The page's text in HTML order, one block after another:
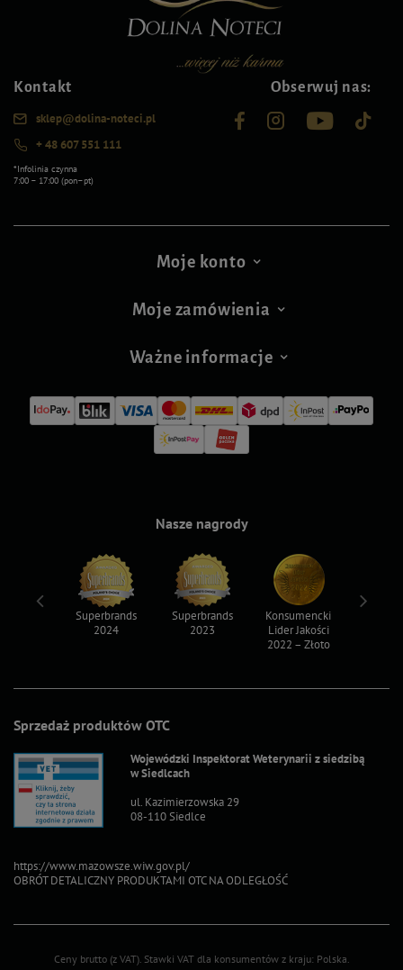
Kontakt
sklep@dolina-noteci.pl
+ 48 607 551 111
*Infolinia czynna
7:00 – 17:00 (pon–pt)
Obserwuj nas:
Moje konto
Moje zamówienia
Ważne informacje
Sprzedaż produktów OTC
Wojewódzki Inspektorat Weterynarii z siedzibą
w Siedlcach
ul. Kazimierzowska 29
08-110 Siedlce
https://www.mazowsze.wiw.gov.pl/
OBRÓT DETALICZNY PRODUKTAMI OTC NA ODLEGŁOŚĆ
Nasze nagrody
Superbrands
2024
Superbrands
2023
Konsumencki
Lider Jakości
2022 – Złoto
Ceny brutto (z VAT). Stawki VAT dla konsumentów z kraju: Polska